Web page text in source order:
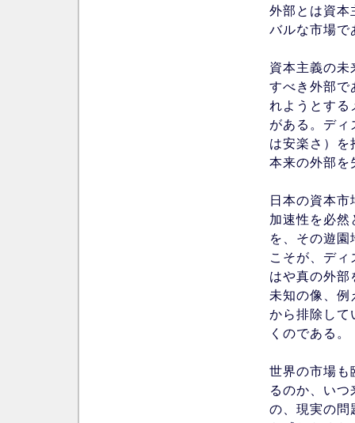
外部とは資本
バルな市場で
資本主義の未
すべき外部で
れようとする
がある。ディ
は安楽さ）を
本来の外部を
日本の資本
加速性を必然
を、その遊
こそが、デ
はや真の外部
未知の像、例
から排除して
くのである。
世界の市場も
るのか、い
の、現実の問